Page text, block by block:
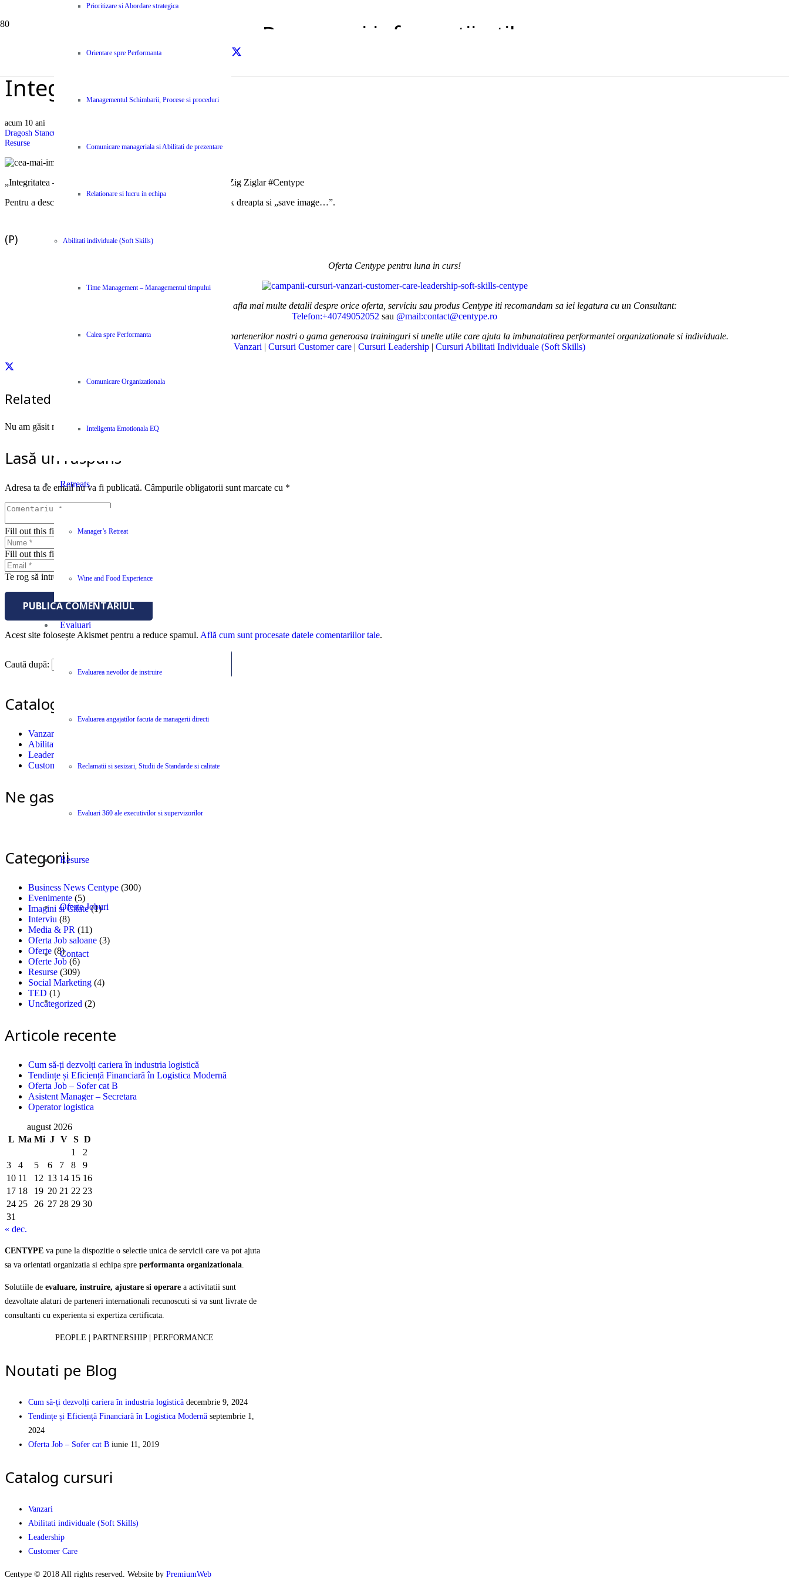
Prioritizare si Abordare strategica
Orientare spre Performanta
Managementul Schimbarii, Procese si proceduri
Comunicare manageriala si Abilitati de prezentare
Relationare si lucru in echipa
Abilitati individuale (Soft Skills)
Time Management – Managementul timpului
Calea spre Performanta
Comunicare Organizationala
Inteligenta Emotionala EQ
Retreats
Manager’s Retreat
Wine and Food Experience
Evaluari
Evaluarea nevoilor de instruire
Evaluarea angajatilor facuta de managerii directi
Reclamatii si sesizari, Studii de Standarde si calitate
Evaluari 360 ale executivilor si supervizorilor
Resurse
Oferte Joburi
Contact
Resurse si informatii utile
Integritatea
acum 10 ani
Dragosh Stancu
Resurse
„Integritatea – cea mai importanta arma din arsenalul tau.” – Zig Ziglar #Centype
Pentru a descarca imaginea la rezolutie maxima foloseste click dreapta si „save image…”.
(P)
Oferta Centype pentru luna in curs!
Pentru a comanda sau pentru a afla mai multe detalii despre orice oferta, serviciu sau produs Centype iti recomandam sa iei legatura cu un Consultant:
Telefon:+40749052052 sau @mail:contact@centype.ro
Centype pune la dispozitia colaboratorilor si partenerilor nostri o gama generoasa traininguri si unelte utile care ajuta la imbunatatirea performantei organizationale si individuale.
Cursuri Vanzari
Cursuri Customer care Cursuri Leadership Cursuri Abilitati Individuale (Soft Skills)
Related Posts
Nu am găsit niciun rezultat.
Lasă un răspuns
Adresa ta de email nu va fi publicată. Câmpurile obligatorii sunt marcate cu *
Fill out this field
Fill out this field
Te rog să introduci o adresă de email validă.
PUBLICĂ COMENTARIUL
Acest site folosește Akismet pentru a reduce spamul. Află cum sunt procesate datele comentariilor tale.
Caută după:
Catalog Cursuri si Seminarii
Vanzari
Abilitati individuale (Soft Skills)
Leadership
Customer Care
Ne gasiti si pe Facebook
Categorii
Business News Centype (300)
Evenimente (5)
Imagini si Citate(1)
Interviu (8)
Media & PR (11)
Oferta Job saloane (3)
Oferte (8)
Oferte Job (6)
Resurse (309)
Social Marketing (4)
TED (1)
Uncategorized (2)
Articole recente
Cum să-ți dezvolți cariera în industria logistică
Tendințe și Eficiență Financiară în Logistica Modernă
Oferta Job – Sofer cat B
Asistent Manager – Secretara
Operator logistica
august 2026
L Ma Mi J V S D
1
2
3
4 5 6 7 8
9
10 11 12 13 14 15 16
17 18 19 20 21 22 23
24 25 26 27 28 29 30
31
« dec.
CENTYPE va pune la dispozitie o selectie unica de servicii care va pot ajuta
sa va orientati organizatia si echipa spre performanta organizationala
Solutiile de evaluare, instruire, ajustare si operare a activitatii sunt
dezvoltate alaturi de parteneri internationali recunoscuti si va sunt livrate de
consultanti cu experienta si expertiza certificata.
PEOPLE | PARTNERSHIP | PERFORMANCE
Noutati pe Blog
Cum să-ți dezvolți cariera în industria logistică decembrie 9, 2024
Tendințe și Eficiență Financiară în Logistica Modernă septembrie 1,
2024
Oferta Job – Sofer cat B iunie 11, 2019
Catalog cursuri
Vanzari
Abilitati individuale (Soft Skills)
Leadership
Customer Care
Centype © 2018 All rights reserved. Website by PremiumWeb